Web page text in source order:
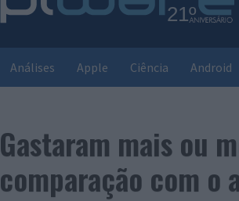
Análises Apple Ciência Android
Gastaram mais ou
comparação com o